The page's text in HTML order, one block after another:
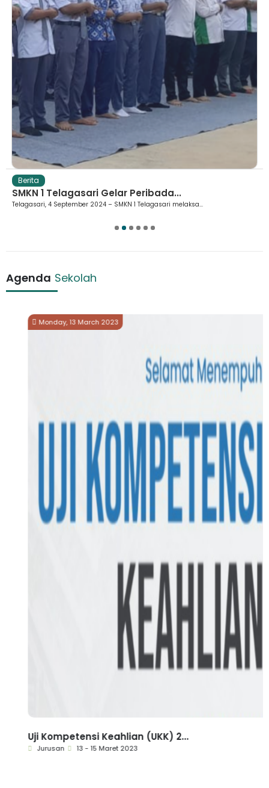
Berita
SMKN 1 Telagasari Gelar Peribada...
Telagasari, 4 September 2024 – SMKN 1 Telagasari melaksa...
5 6
Agenda Sekolah
Monday, 13 March 2023
Uji Kompetensi Keahlian (UKK) 2...
Jurusan 13 - 15 Maret 2023